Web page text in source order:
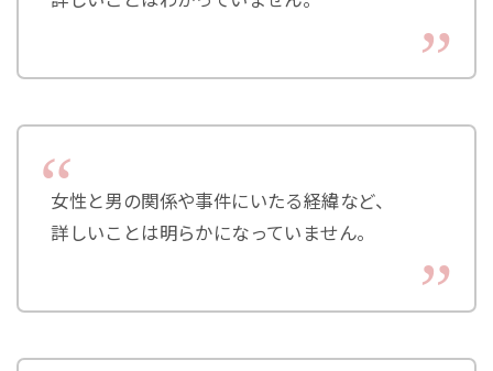
女性と男の関係や事件にいたる経緯など、
詳しいことは明らかになっていません。